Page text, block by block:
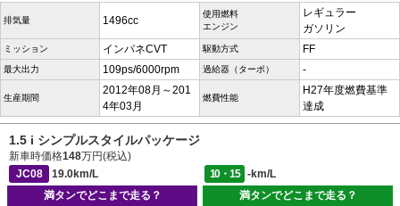
排気量 1496cc
使用燃料
エンジン
レギュラー
ガソリン
ミッション インパネCVT 駆動方式 FF
最大出力 109ps/6000rpm 過給器（ターボ） -
生産期間
2012年08月～201
4年03月
燃費性能
H27年度燃費基準
達成
1.5 i シンプルスタイルパッケージ
新車時価格148万円(税込)
JC08
19.0km/L 10・15
-km/L
満タンでどこまで走る？
満タンでどこまで走る？